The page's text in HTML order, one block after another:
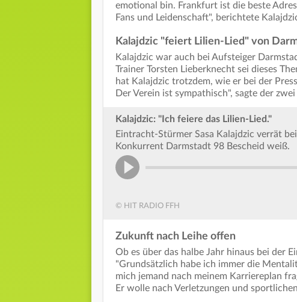
emotional bin. Frankfurt ist die beste
Fans und Leidenschaft", berichtete
Kalajdzic "feiert Lilien-Lied" von
Kalajdzic war auch bei Aufsteiger
Trainer Torsten Lieberknecht sei dieses
hat Kalajdzic trotzdem, wie er bei der
Der Verein ist sympathisch", sagte der
Kalajdzic: "Ich feiere das Lilien-Lied."
Eintracht-Stürmer Sasa Kalajdzic verrät
Konkurrent Darmstadt 98 Bescheid weiß.
© HIT RADIO FFH
Zukunft nach Leihe offen
Ob es über das halbe Jahr hinaus bei der
"Grundsätzlich habe ich immer die
mich jemand nach meinem Karriereplan
Er wolle nach Verletzungen und